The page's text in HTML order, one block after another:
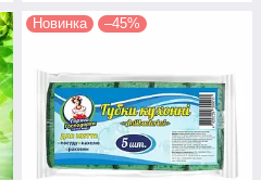
Новинка –45%